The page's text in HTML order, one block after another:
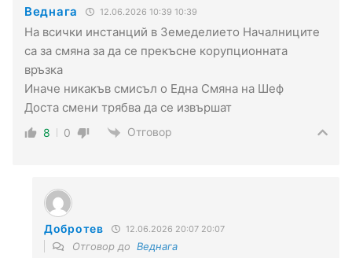
Веднага 12.06.2026 10:39 10:39
На всички инстанций в Земеделието Началниците
са за смяна за да се прекъсне корупционната
връзка
Иначе никакъв смисъл о Една Смяна на Шеф
Доста смени трябва да се извършат
8 0 Отговор
Добротев 12.06.2026 20:07 20:07
Отговор до Веднага